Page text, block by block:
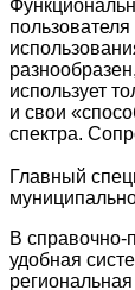
использует
и свои
спектра.
Главный
В справочно-
удобная